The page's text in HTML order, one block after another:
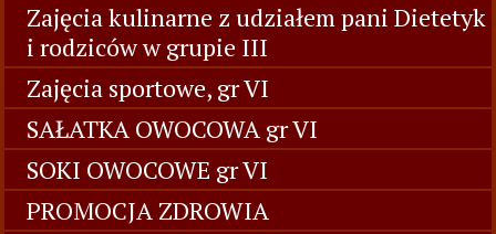
Zajęcia kulinarne z udziałem pani Dietetyk
i rodziców w grupie III
Zajęcia sportowe, gr VI
SAŁATKA OWOCOWA gr VI
SOKI OWOCOWE gr VI
PROMOCJA ZDROWIA